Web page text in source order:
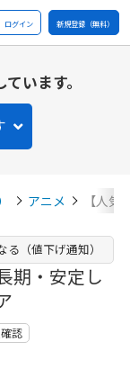
ログイン 新規登録（無料）
います。
アニメ 【人
期・安定し
る（値下げ通知）
認